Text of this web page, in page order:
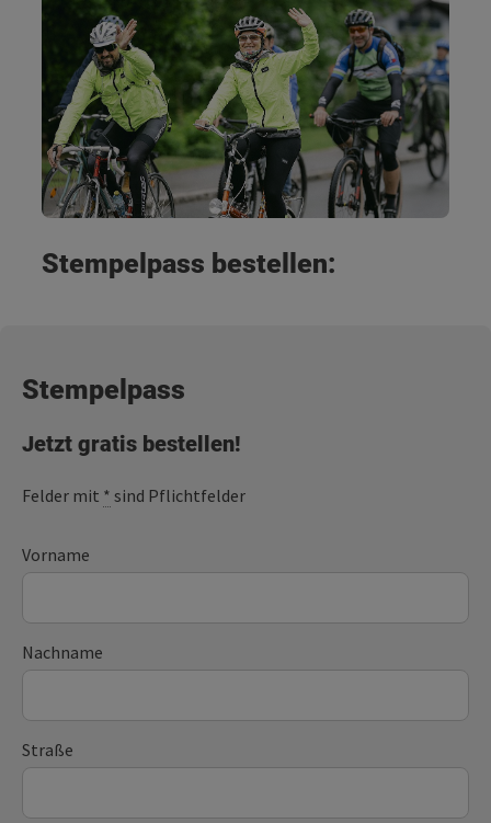
Stempelpass bestellen:
Stempelpass
Jetzt gratis bestellen!
Felder mit * sind Pflichtfelder
Vorname
Nachname
Straße